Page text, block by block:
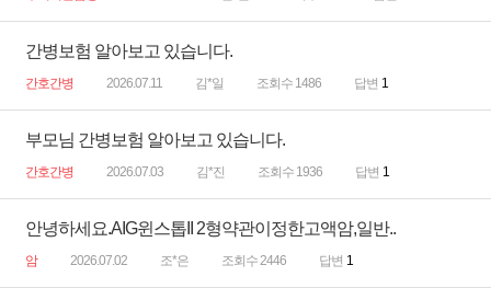
간병보험 알아보고 있습니다.
간호간병 2026.07.11 김*일 조회수 1486 답변 1
부모님 간병보험 알아보고 있습니다.
간호간병 2026.07.03 김*진 조회수 1936 답변 1
안녕하세요.AIG윈스톱II 2형약관이정한고액암,일반..
암 2026.07.02 조*은 조회수 2446 답변 1